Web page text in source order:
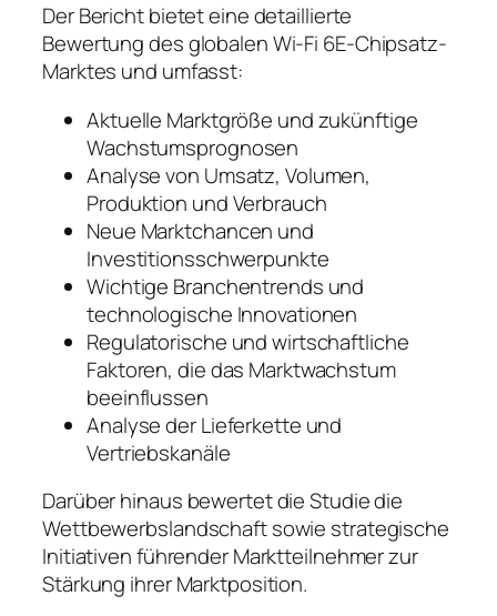
Der Bericht bietet eine detaillierte
Bewertung des globalen Wi-Fi 6E-Chipsatz-
Marktes und umfasst:
Aktuelle Marktgröße und zukünftige
Wachstumsprognosen
Analyse von Umsatz, Volumen,
Produktion und Verbrauch
Neue Marktchancen und
Investitionsschwerpunkte
Wichtige Branchentrends und
technologische Innovationen
Regulatorische und wirtschaftliche
Faktoren, die das Marktwachstum
beeinflussen
Analyse der Lieferkette und
Vertriebskanäle
Darüber hinaus bewertet die Studie die
Wettbewerbslandschaft sowie strategische
Initiativen führender Marktteilnehmer zur
Stärkung ihrer Marktposition.